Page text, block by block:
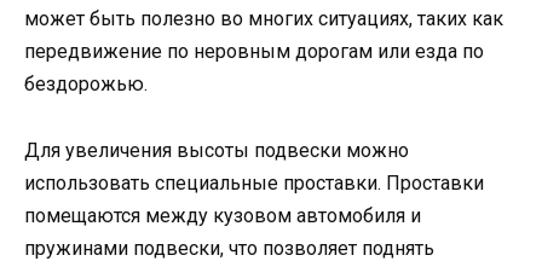
может быть полезно во многих ситуациях, таких как
передвижение по неровным дорогам или езда по
бездорожью.
Для увеличения высоты подвески можно
использовать специальные проставки. Проставки
помещаются между кузовом автомобиля и
пружинами подвески, что позволяет поднять